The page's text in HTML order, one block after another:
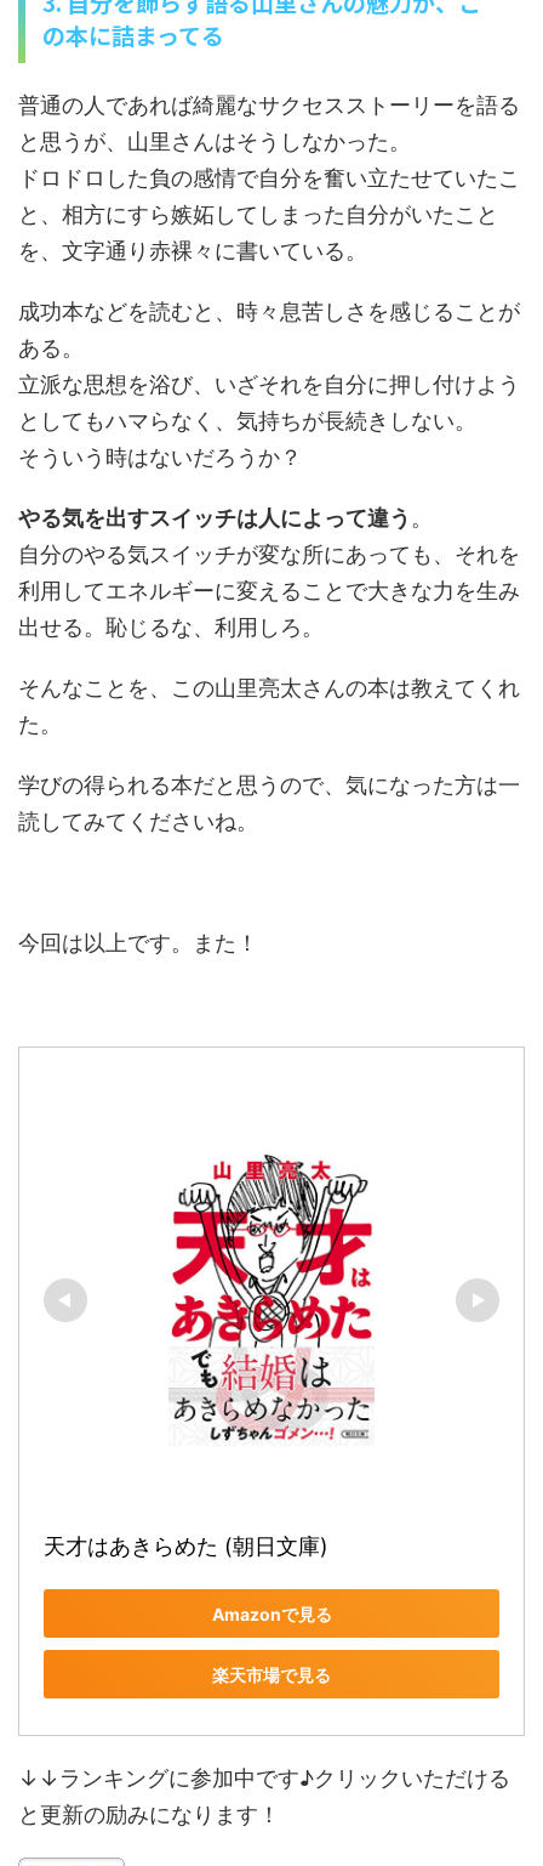
の本に詰まってる
普通の人であれば綺麗なサクセスストーリーを語る
と思うが、山里さんはそうしなかった。
ドロドロした負の感情で自分を奮い立たせていたこ
と、相方にすら嫉妬してしまった自分がいたこと
を、文字通り赤裸々に書いている。
成功本などを読むと、時々息苦しさを感じることが
ある。
立派な思想を浴び、いざそれを自分に押し付けよう
としてもハマらなく、気持ちが長続きしない。
そういう時はないだろうか？
やる気を出すスイッチは人によって違う 。
自分のやる気スイッチが変な所にあっても、それを
利用してエネルギーに変えることで大きな力を生み
出せる。恥じるな、利用しろ。
そんなことを、この山里亮太さんの本は教えてくれ
た。
学びの得られる本だと思うので、気になった方は一
読してみてくださいね。
今回は以上です。また！
天才はあきらめた (朝日文庫)
Amazonで見る
楽天市場で見る
↓↓ランキングに参加中です♪クリックいただける
と更新の励みになります！